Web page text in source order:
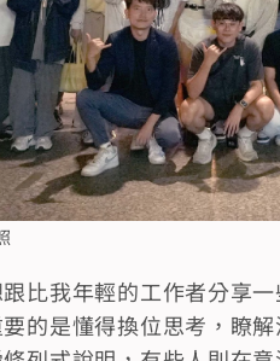
比我年輕的工作者分享
的是懂得換位思考，瞭